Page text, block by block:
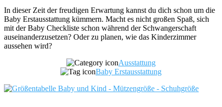
In dieser Zeit der freudigen Erwartung kannst du dich schon um die
Baby Erstausstattung kümmern. Macht es nicht großen Spaß, sich
mit der Baby Checkliste schon während der Schwangerschaft
auseinanderzusetzen? Oder zu planen, wie das Kinderzimmer
aussehen wird?
Ausstattung
Baby Erstausstattung